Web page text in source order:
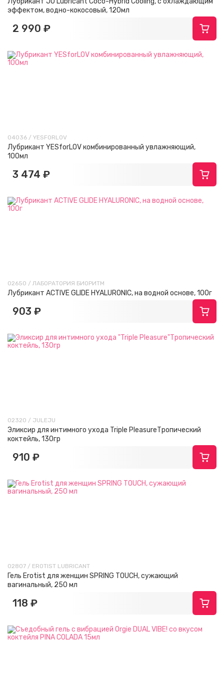
эффектом, водно-кокосовый, 120мл
2 990 ₽
04036 / YESFORLOV
Лубрикант YESforLOV комбинированный увлажняющий,
100мл
3 474 ₽
02650 / ЛАБОРАТОРИЯ БИОРИТМ
Лубрикант ACTIVE GLIDE HYALURONIC, на водной основе, 100г
903 ₽
02320 / JULEJU
Эликсир для интимного ухода Triple PleasureТропический
коктейль, 130гр
910 ₽
02807 / EROTIST LUBRICANT
Гель Erotist для женщин SPRING TOUCH, сужающий
вагинальный, 250 мл
118 ₽